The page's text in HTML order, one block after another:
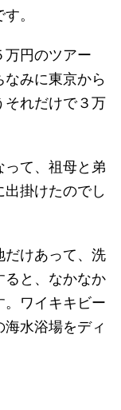
。
円のツアー
みに東京から
それだけで３万
て、祖母と弟
掛けたのでし
けあって、洗
ると、なかなか
ワイキキビー
水浴場をディ